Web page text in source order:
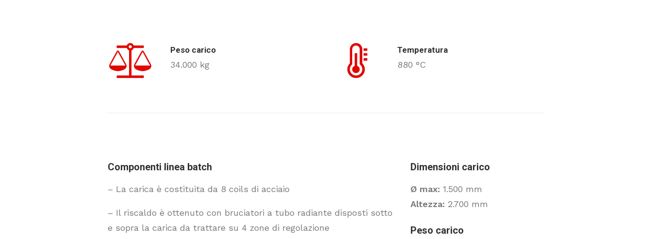
Peso carico
34.000 kg
Temperatura
880 °C
Componenti linea batch
– La carica è costituita da 8 coils di acciaio
– Il riscaldo è ottenuto con bruciatori a tubo radiante disposti sotto
e sopra la carica da trattare su 4 zone di regolazione
Dimensioni carico
Ø max: 1.500 mm
Altezza: 2.700 mm
Peso carico